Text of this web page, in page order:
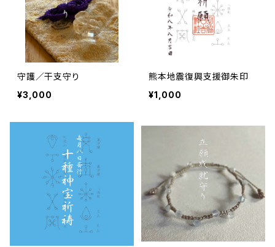
守護／干支守り
¥3,000
熊本地震復興支援御朱印
¥1,000